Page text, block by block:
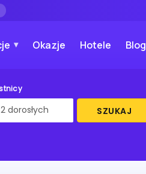
Okazje Hotele Blog
SZUKAJ